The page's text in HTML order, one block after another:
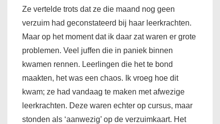
Ze vertelde trots dat ze die maand nog geen
verzuim had geconstateerd bij haar leerkrachten.
Maar op het moment dat ik daar zat waren er grote
problemen. Veel juffen die in paniek binnen
kwamen rennen. Leerlingen die het te bond
maakten, het was een chaos. Ik vroeg hoe dit
kwam; ze had vandaag te maken met afwezige
leerkrachten. Deze waren echter op cursus, maar
stonden als ‘aanwezig’ op de verzuimkaart. Het